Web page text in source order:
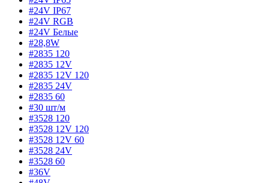
#24V IP67
#24V RGB
#24V Белые
#28,8W
#2835 120
#2835 12V
#2835 12V 120
#2835 24V
#2835 60
#30 шт/м
#3528 120
#3528 12V 120
#3528 12V 60
#3528 24V
#3528 60
#36V